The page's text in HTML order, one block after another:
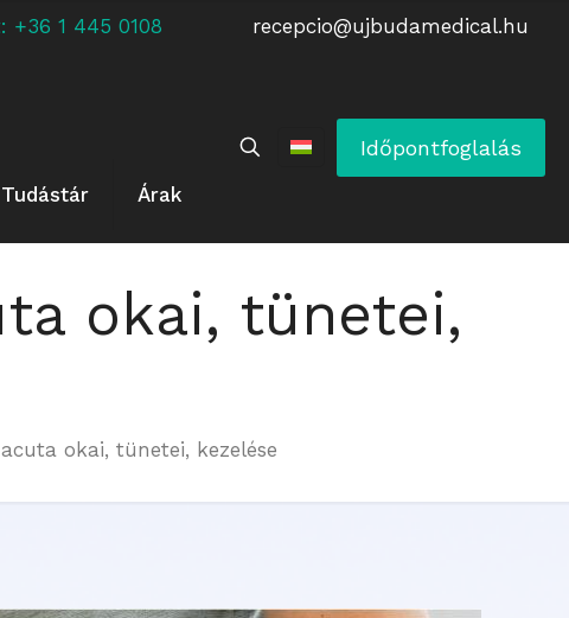
+36 1 445 0108 recepcio@ujbudamedical.hu
Tudástár Árak
Időpontfoglalás
okai, tünetei,
okai, tünetei, kezelése